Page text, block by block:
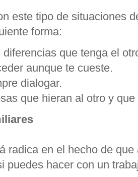
este tipo de situaciones
forma:
diferencias que tenga el
aunque te cueste.
dialogar.
que hieran al otro y
radica en el hecho de
puedes hacer con un